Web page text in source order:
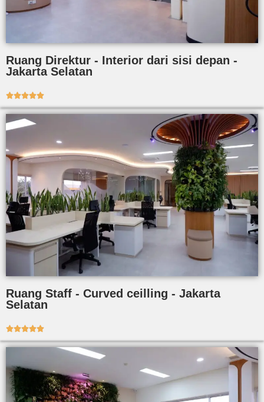
Ruang Direktur - Interior dari sisi depan -
Jakarta Selatan

Ruang Staff - Curved ceilling - Jakarta
Selatan
